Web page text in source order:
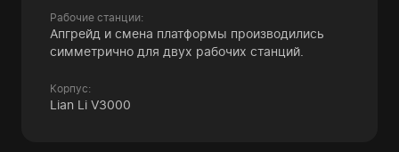
Рабочие станции:
Апгрейд и смена платформы производились
симметрично для двух рабочих станций.
Корпус:
Lian Li V3000